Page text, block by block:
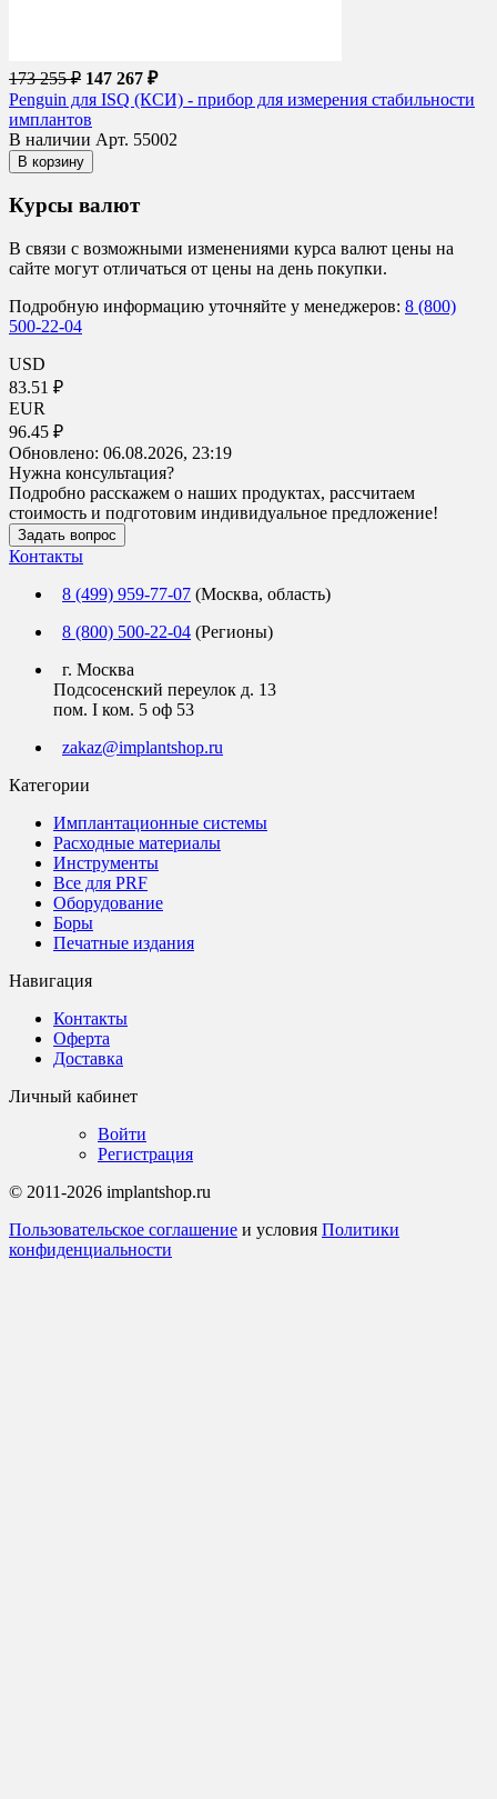
173 255 ₽ 147 267 ₽
Penguin для ISQ (КСИ) - прибор для измерения стабильности
имплантов
В наличии Арт. 55002
В корзину
Курсы валют
В связи с возможными изменениями курса валют цены на
сайте могут отличаться от цены на день покупки.
Подробную информацию уточняйте у менеджеров: 8 (800)
500-22-04
USD
83.51 ₽
EUR
96.45 ₽
Обновлено: 06.08.2026, 23:19
Нужна консультация?
Подробно расскажем о наших продуктах, рассчитаем
стоимость и подготовим индивидуальное предложение!
Задать вопрос
Контакты
8 (499) 959-77-07 (Москва, область)
8 (800) 500-22-04 (Регионы)
г. Москва
Подсосенский переулок д. 13
пом. I ком. 5 оф 53
zakaz@implantshop.ru
Категории
Имплантационные системы
Расходные материалы
Инструменты
Все для PRF
Оборудование
Боры
Печатные издания
Навигация
Контакты
Оферта
Доставка
Личный кабинет
Войти
Регистрация
© 2011-2026 implantshop.ru
Пользовательское соглашение и условия Политики
конфиденциальности